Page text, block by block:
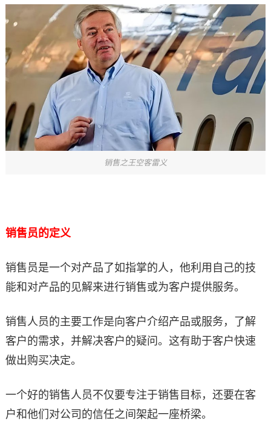
销售之王空客雷义
销售员的定义
销售员是一个对产品了如指掌的人，他利用自己的技
能和对产品的见解来进行销售或为客户提供服务。
销售人员的主要工作是向客户介绍产品或服务，了解
客户的需求，并解决客户的疑问。这有助于客户快速
做出购买决定。
一个好的销售人员不仅要专注于销售目标，还要在客
户和他们对公司的信任之间架起一座桥梁。